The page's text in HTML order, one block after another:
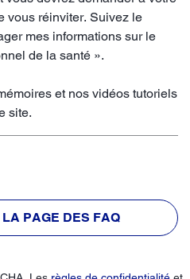
vous réinviter. Suivez le
mes informations sur le
de la santé ».
et nos vidéos tutoriels
site.
PAGE DES FAQ